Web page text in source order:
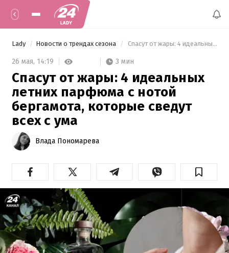
Lady Новости о трендах сезона Спасут от жары: 4 идеальных летних парфюма с нотой бергамота, которые сведут всех с ума
26 мая, 14:19 3 мин
Спасут от жары: 4 идеальных
летних парфюма с нотой
бергамота, которые сведут
всех с ума
Влада Пономарева